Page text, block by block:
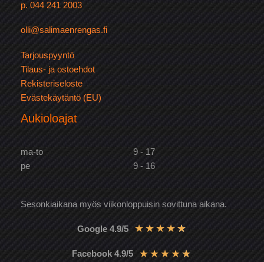
p. 044 241 2003
olli@salimaenrengas.fi
Tarjouspyyntö
Tilaus- ja ostoehdot
Rekisteriseloste
Evästekäytäntö (EU)
Aukioloajat
ma-to
9 - 17
pe
9 - 16
Sesonkiaikana myös viikonloppuisin sovittuna aikana.
Google 4.9/5 ★ ★ ★ ★ ★
Facebook 4.9/5 ★ ★★ ★ ★